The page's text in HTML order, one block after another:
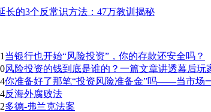
长的3个反常识方法：47万教训揭秘
当银行也开始“风险投资”，你的存款还安全吗？
风险投资的钱到底是谁的？一篇文章讲透幕后玩
你准备好了那笔“投资风险准备金”吗——当市场
反海外腐败法
多德-弗兰克法案